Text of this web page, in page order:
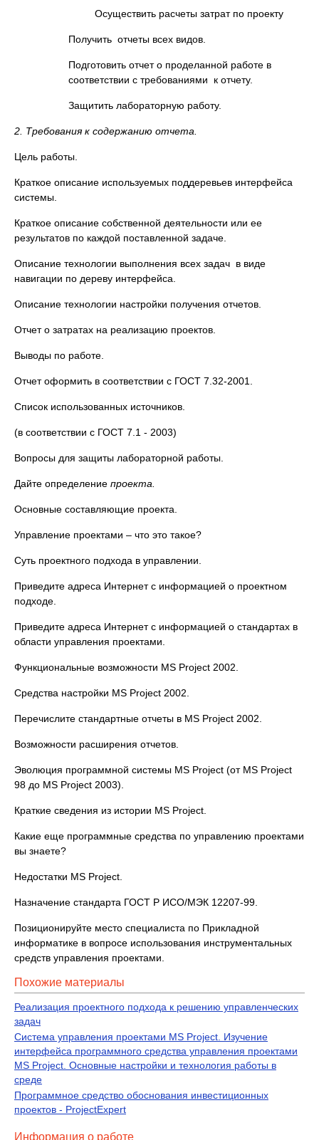
Осуществить расчеты затрат по проекту
Получить отчеты всех видов.
Подготовить отчет о проделанной работе в
соответствии с требованиями к отчету.
Защитить лабораторную работу.
2. Требования к содержанию отчета.
Цель работы.
Краткое описание используемых поддеревьев интерфейса
системы.
Краткое описание собственной деятельности или ее
результатов по каждой поставленной задаче.
Описание технологии выполнения всех задач в виде
навигации по дереву интерфейса.
Описание технологии настройки получения отчетов.
Отчет о затратах на реализацию проектов.
Выводы по работе.
Отчет оформить в соответствии с ГОСТ 7.32-2001.
Список использованных источников.
(в соответствии с ГОСТ 7.1 - 2003)
Вопросы для защиты лабораторной работы.
Дайте определение проекта.
Основные составляющие проекта.
Управление проектами – что это такое?
Суть проектного подхода в управлении.
Приведите адреса Интернет с информацией о проектном
подходе.
Приведите адреса Интернет с информацией о стандартах в
области управления проектами.
Функциональные возможности MS Project 2002.
Средства настройки MS Project 2002.
Перечислите стандартные отчеты в MS Project 2002.
Возможности расширения отчетов.
Эволюция программной системы MS Project (от MS Project
98 до MS Project 2003).
Краткие сведения из истории MS Project.
Какие еще программные средства по управлению проектами
вы знаете?
Недостатки MS Project.
Назначение стандарта ГОСТ Р ИСО/МЭК 12207-99.
Позиционируйте место специалиста по Прикладной
информатике в вопросе использования инструментальных
средств управления проектами.
Похожие материалы
Реализация проектного подхода к решению управленческих
задач
Система управления проектами MS Project. Изучение
интерфейса программного средства управления проектами
MS Project. Основные настройки и технология работы в
среде
Программное средство обоснования инвестиционных
проектов - РrojectExpert
Информация о работе